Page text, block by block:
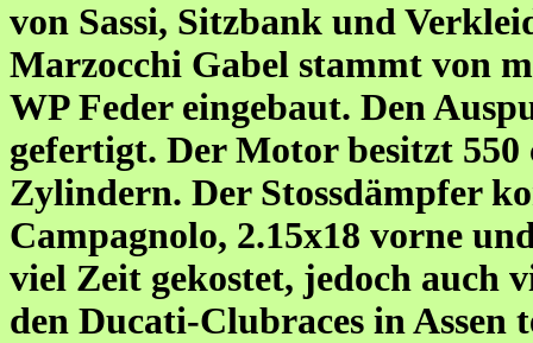
von Sassi, Sitzbank und
Marzocchi Gabel stammt von
WP Feder eingebaut. Den
gefertigt. Der Motor besitzt
Zylindern. Der Stossdämpfer
Campagnolo, 2.15x18 vorne
viel Zeit gekostet, jedoch auch
den Ducati-Clubraces in Assen